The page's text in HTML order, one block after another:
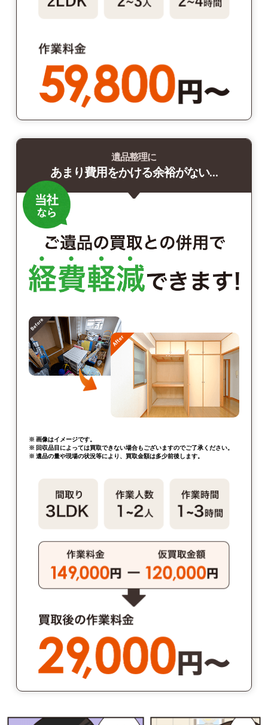
遺品整理に
あまり費用をかける余裕がない…
※ 画像はイメージです。
※ 回収品目によっては買取できない場合もございますのでご了承ください。
※ 遺品の量や現場の状況等により、買取金額は多少前後します。